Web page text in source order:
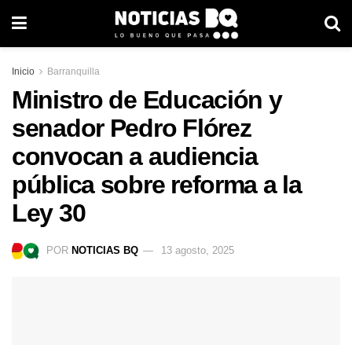
Inicio Barranquilla
Ministro de Educación y
senador Pedro Flórez
convocan a audiencia
pública sobre reforma a la
Ley 30
POR NOTICIAS BQ 13 agosto, 2025